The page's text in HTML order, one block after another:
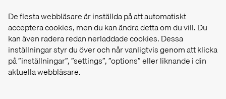
De flesta webbläsare är inställda på att automatiskt
acceptera cookies, men du kan ändra detta om du vill. Du
kan även radera redan nerladdade cookies. Dessa
inställningar styr du över och når vanligtvis genom att klicka
på ”inställningar”, ”settings”, ”options” eller liknande i din
aktuella webbläsare.